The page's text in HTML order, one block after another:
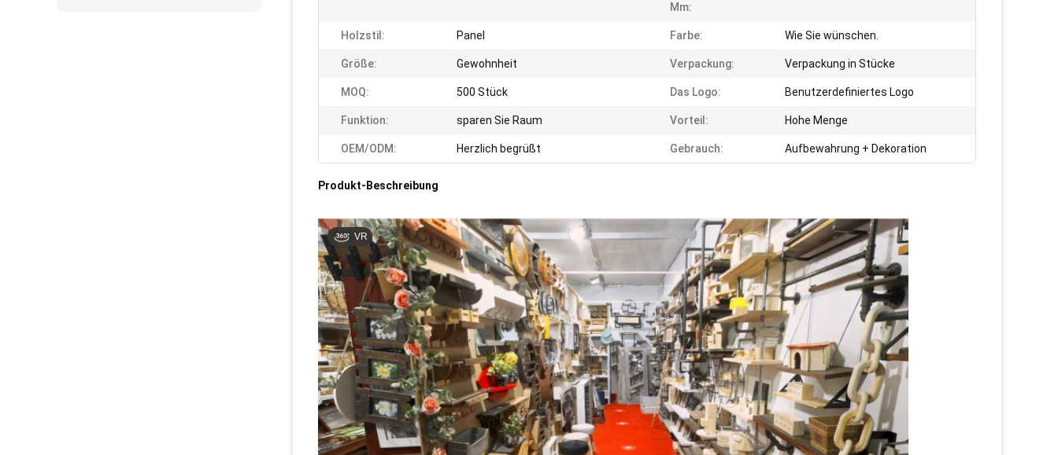
Mm:
Holzstil: Panel Farbe: Wie Sie wünschen.
Größe: Gewohnheit Verpackung: Verpackung in Stücke
MOQ: 500 Stück Das Logo: Benutzerdefiniertes Logo
Funktion: sparen Sie Raum Vorteil: Hohe Menge
OEM/ODM: Herzlich begrüßt Gebrauch: Aufbewahrung + Dekoration
Produkt-Beschreibung
VR